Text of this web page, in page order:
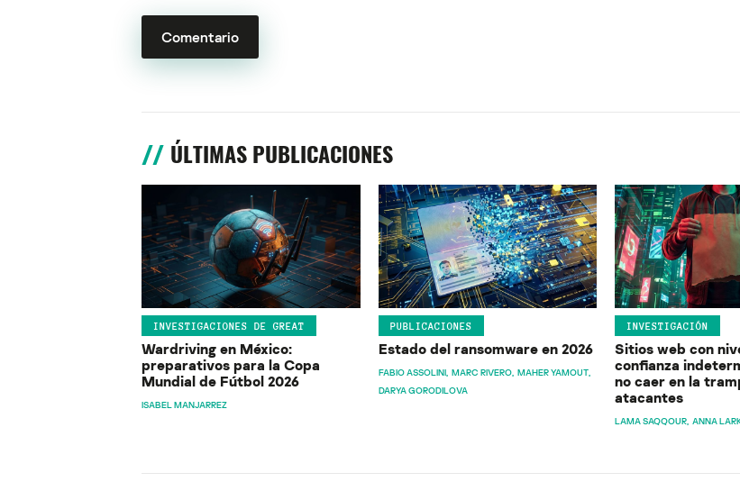
ÚLTIMAS PUBLICACIONES
INVESTIGACIONES DE GREAT
Wardriving en México:
preparativos para la Copa
Mundial de Fútbol 2026
ISABEL MANJARREZ
PUBLICACIONES
Estado del ransomware en 2026
FABIO ASSOLINI MARC RIVERO MAHER YAMOUT
DARYA GORODILOVA
INVESTIGACIÓN
Sitios web con
confianza
no caer en la
atacantes
LAMA SAQQOUR ANNA